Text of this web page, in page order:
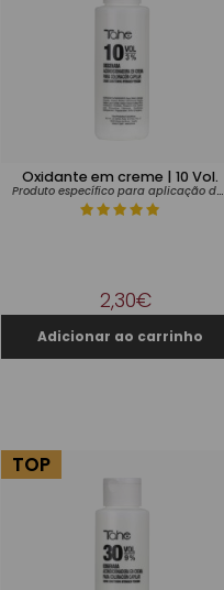
Oxidante em creme | 10 Vol.
Produto específico para aplicação de tintas
2,30€
TOP